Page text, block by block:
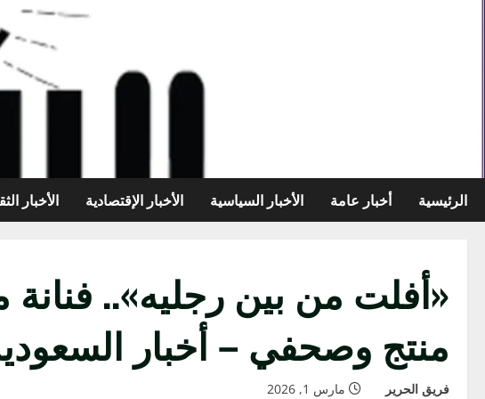
الرئيسية أخبار عامة الأخبار السياسية الأخبار الإقتصادية الأخبار
منتج وصحفي – أخبار
فريق الحرير مارس 1, 2026